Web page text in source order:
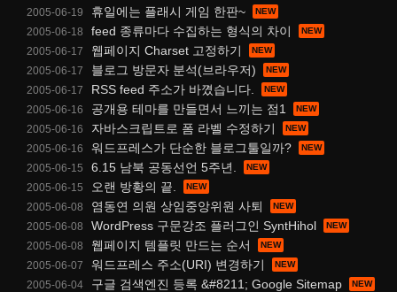
2005-06-19 휴일에는 플래시 게임 한판~
2005-06-18 feed 종류마다 수집하는 형식의 차이
2005-06-17 웹페이지 Charset 고정하기
2005-06-17 블로그 방문자 분석(브라우저)
2005-06-17 RSS feed 주소가 바꼈습니다.
2005-06-16 공개용 테마를 만들면서 느끼는 점1
2005-06-16 자바스크립트로 폼 라벨 수정하기
2005-06-16 워드프레스가 단순한 블로그툴일까?
2005-06-15 6.15 남북 공동선언 5주년.
2005-06-15 오랜 방황의 끝.
2005-06-08 염동연 의원 상임중앙위원 사퇴
2005-06-08 WordPress 구문강조 플러그인 SyntHihol
2005-06-08 웹페이지 템플릿 만드는 순서
2005-06-07 워드프레스 주소(URI) 변경하기
2005-06-04 구글 검색엔진 등록 &#8211; Google Sitemap